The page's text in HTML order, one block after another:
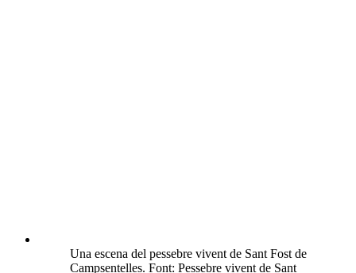
Una escena del pessebre vivent de Sant Fost de
Campsentelles. Font: Pessebre vivent de Sant